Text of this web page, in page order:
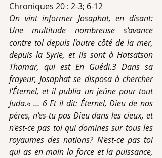
Chroniques 20 : 2-3; 6-12
On vint informer Josaphat, en disant:
Une multitude nombreuse s'avance
contre toi depuis l'autre côté de la mer,
depuis la Syrie, et ils sont à Hatsatson
Thamar, qui est En Guédi.3 Dans sa
frayeur, Josaphat se disposa à chercher
l'Éternel, et il publia un jeûne pour tout
Juda.« … 6 Et il dit: Éternel, Dieu de nos
pères, n'es-tu pas Dieu dans les cieux, et
n'est-ce pas toi qui domines sur tous les
royaumes des nations? N'est-ce pas toi
qui as en main la force et la puissance,